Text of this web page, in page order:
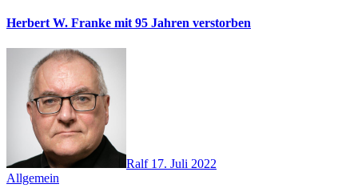
Herbert W. Franke mit 95 Jahren verstorben
Ralf 17. Juli 2022
Allgemein